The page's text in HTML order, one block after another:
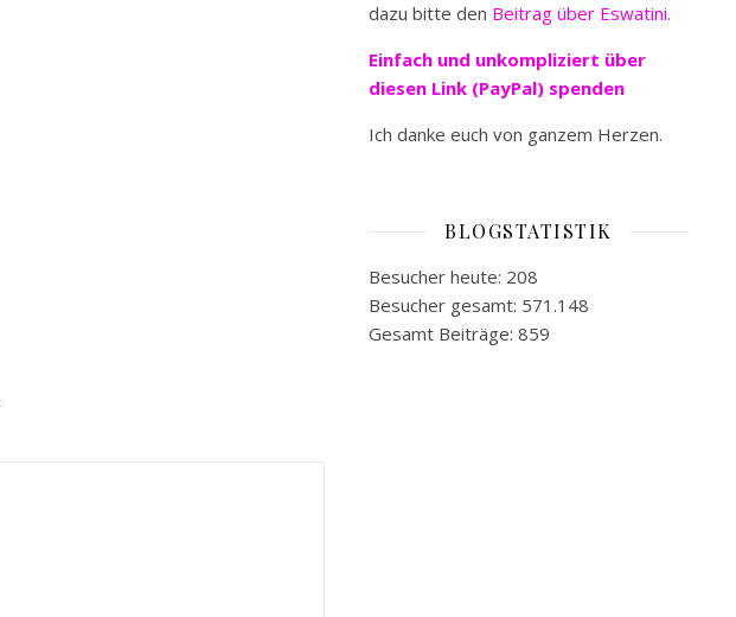
dazu bitte den Beitrag über Eswatini.
Einfach und unkompliziert über
diesen Link (PayPal) spenden
Ich danke euch von ganzem Herzen.
BLOGSTATISTIK
Besucher heute: 208
Besucher gesamt: 571.148
Gesamt Beiträge: 859